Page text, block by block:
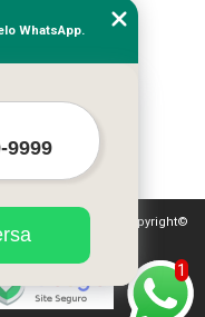
direitos autorais. Copyright©
1
WhatsApp.